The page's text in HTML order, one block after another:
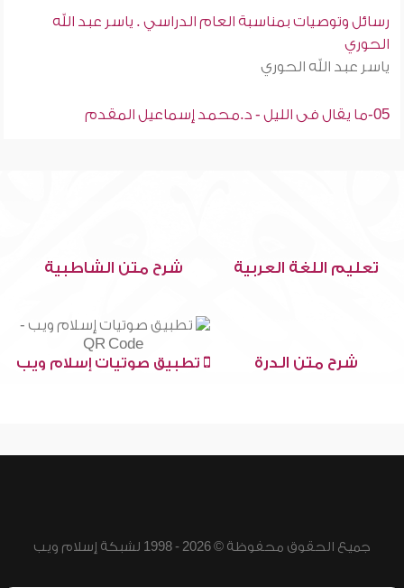
رسائل وتوصيات بمناسبة العام الدراسي . ياسر عبد الله
الحوري
ياسر عبد الله الحوري
05-ما يقال فى الليل - د.محمد إسماعيل المقدم
تعليم اللغة العربية شرح متن الشاطبية
شرح متن الدرة تطبيق صوتيات إسلام ويب
جميع الحقوق محفوظة © 2026 - 1998 لشبكة إسلام ويب